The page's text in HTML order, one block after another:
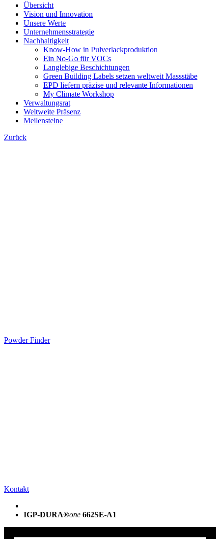
Übersicht
Vision und Innovation
Unsere Werte
Unternehmensstrategie
Nachhaltigkeit
Know-How in Pulverlackproduktion
Ein No-Go für VOCs
Langlebige Beschichtungen
Green Building Labels setzen weltweit Massstäbe
EPD liefern präzise und relevante Informationen
My Climate Workshop
Verwaltungsrat
Weltweite Präsenz
Meilensteine
Zurück
Powder Finder
Kontakt
IGP-DURA®one 662SE-A1